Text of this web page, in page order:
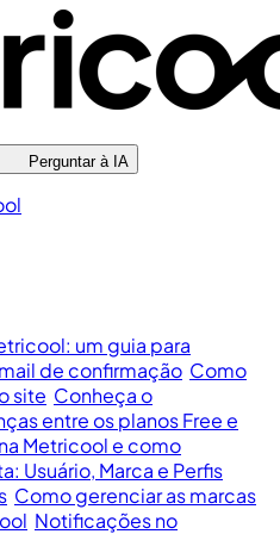
Perguntar à IA
um guia para
de confirmação Como
site Conheça o
entre os planos Free e
Metricool e como
Usuário, Marca e Perfis
Como gerenciar as marcas
Notificações no